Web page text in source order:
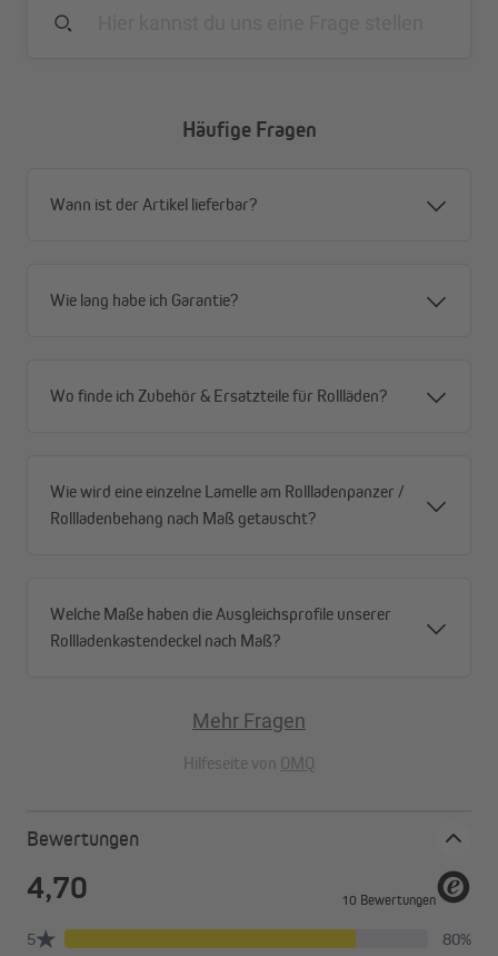
Häufige Fragen
Wann ist der Artikel lieferbar?
Wie lang habe ich Garantie?
Wo finde ich Zubehör & Ersatzteile für Rollläden?
Wie wird eine einzelne Lamelle am Rollladenpanzer /
Rollladenbehang nach Maß getauscht?
Welche Maße haben die Ausgleichsprofile unserer
Rollladenkastendeckel nach Maß?
Mehr Fragen
Hilfeseite von OMQ
Bewertungen